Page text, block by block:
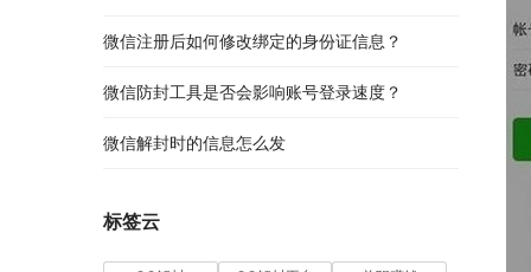
微信注册后如何修改绑定的身份证信息？
微信防封工具是否会影响账号登录速度？
微信解封时的信息怎么发
标签云